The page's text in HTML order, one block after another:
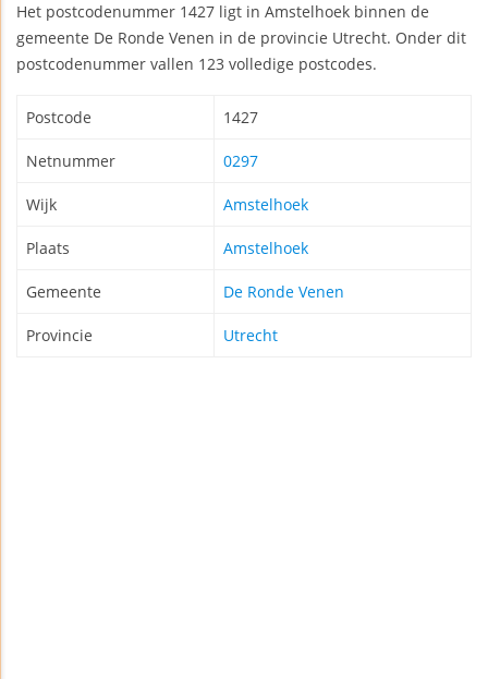
Het postcodenummer 1427 ligt in Amstelhoek binnen de
gemeente De Ronde Venen in de provincie Utrecht. Onder dit
postcodenummer vallen 123 volledige postcodes.
Postcode 1427
Netnummer 0297
Wijk Amstelhoek
Plaats Amstelhoek
Gemeente De Ronde Venen
Provincie Utrecht